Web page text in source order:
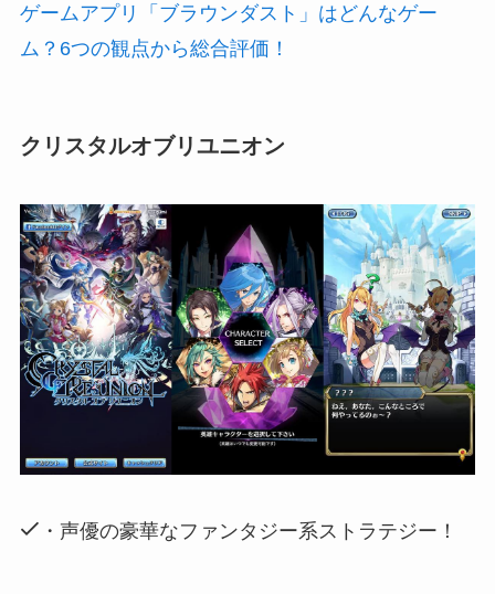
ゲームアプリ「ブラウンダスト」はどんなゲー
ム？6つの観点から総合評価！
クリスタルオブリユニオン
・声優の豪華なファンタジー系ストラテジー！